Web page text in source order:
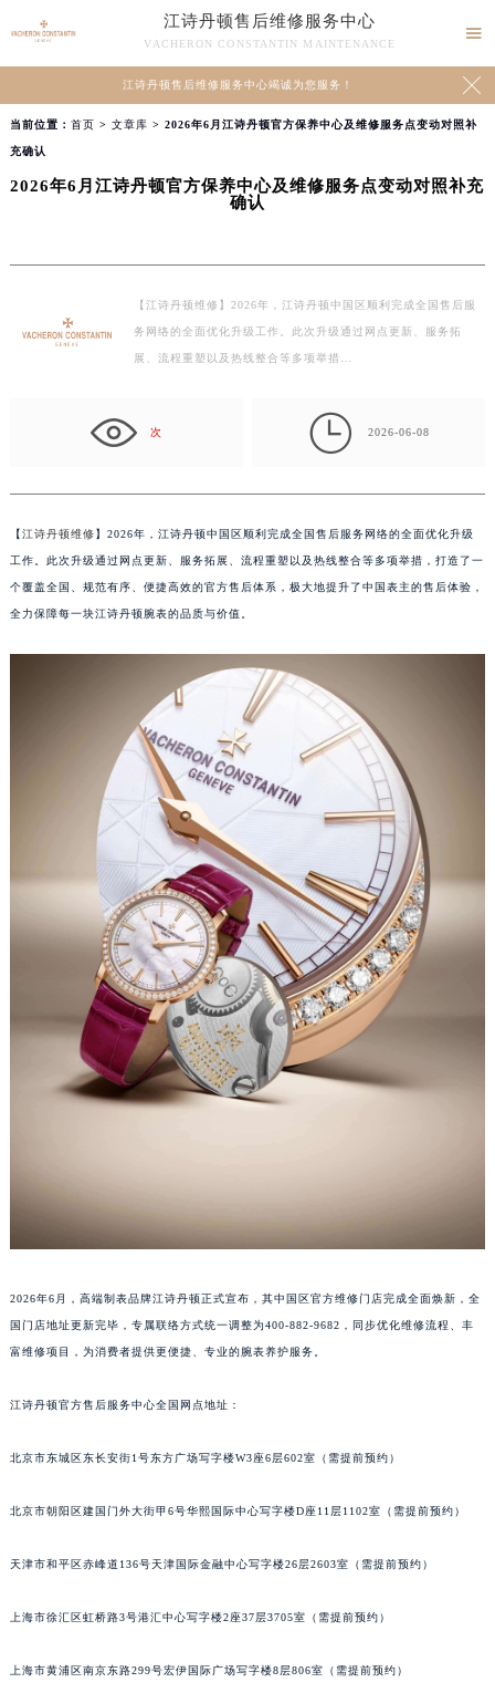
江诗丹顿售后维修服务中心
VACHERON CONSTANTIN MAINTENANCE

江诗丹顿售后维修服务中心竭诚为您服务！ 
当前位置： 首页 > 文章库 > 2026年6月江诗丹顿官方保养中心及维修服务点变动对照补
充确认
2026年6月江诗丹顿官方保养中心及维修服务点变动对照补充
确认
【江诗丹顿维修】2026年，江诗丹顿中国区顺利完成全国售后服
务网络的全面优化升级工作。此次升级通过网点更新、服务拓
展、流程重塑以及热线整合等多项举措…
次  2026-06-08
【江诗丹顿维修】2026年，江诗丹顿中国区顺利完成全国售后服务网络的全面优化升级
工作。此次升级通过网点更新、服务拓展、流程重塑以及热线整合等多项举措，打造了一
个覆盖全国、规范有序、便捷高效的官方售后体系，极大地提升了中国表主的售后体验，
全力保障每一块江诗丹顿腕表的品质与价值。
2026年6月，高端制表品牌江诗丹顿正式宣布，其中国区官方维修门店完成全面焕新，全
国门店地址更新完毕，专属联络方式统一调整为400-882-9682，同步优化维修流程、丰
富维修项目，为消费者提供更便捷、专业的腕表养护服务。
江诗丹顿官方售后服务中心全国网点地址：
北京市东城区东长安街1号东方广场写字楼W3座6层602室（需提前预约）
北京市朝阳区建国门外大街甲6号华熙国际中心写字楼D座11层1102室（需提前预约）
天津市和平区赤峰道136号天津国际金融中心写字楼26层2603室（需提前预约）
上海市徐汇区虹桥路3号港汇中心写字楼2座37层3705室（需提前预约）
上海市黄浦区南京东路299号宏伊国际广场写字楼8层806室（需提前预约）